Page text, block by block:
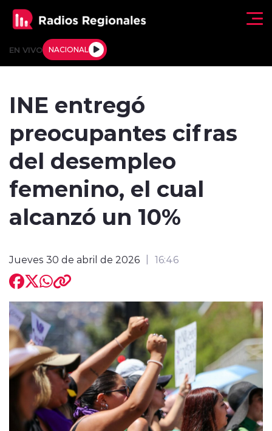
EN VIVO NACIONAL
Tendencias
Deportes
Internacional
Entrevistas
modo claro
INE entregó
preocupantes cifras
del desempleo
femenino, el cual
alcanzó un 10%
Jueves 30 de abril de 2026 16:46